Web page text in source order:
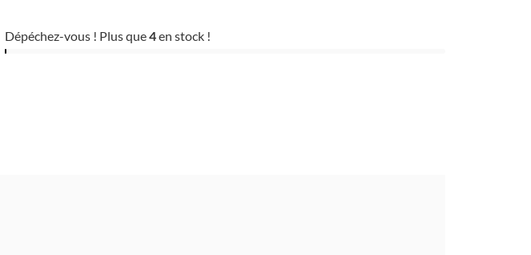
Dépéchez-vous ! Plus que4en stock !